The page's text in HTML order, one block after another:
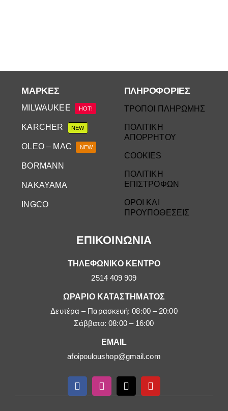
ΕΠΙΚΟΙΝΩΝΙΑ
ΤΗΛΕΦΩΝΙΚΟ ΚΕΝΤΡΟ
2514 409 909
ΩΡΑΡΙΟ ΚΑΤΑΣΤΗΜΑΤΟΣ
Δευτέρα – Παρασκευή: 08:00 – 20:00
Σάββατο: 08:00 – 16:00
EMAIL
afoipouloushop@gmail.com
ΜΆΡΚΕΣ
MILWAUKEE HOT!
KARCHER NEW
OLEO – MAC NEW
BORMANN
NAKAYAMA
INGCO
ΠΛΗΡΟΦΟΡΙΕΣ
ΤΡΟΠΟΙ ΠΛΗΡΩΜΗΣ
ΠΟΛΙΤΙΚΗ
ΑΠΟΡΡΗΤΟΥ
COOKIES
ΠΟΛΙΤΙΚΗ
ΕΠΙΣΤΡΟΦΩΝ
ΟΡΟΙ ΚΑΙ
ΠΡΟΥΠΟΘΕΣΕΙΣ